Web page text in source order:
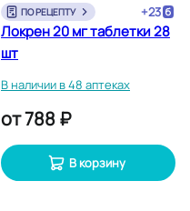
ПО РЕЦЕПТУ +23
Локрен 20 мг таблетки 28
шт
В наличии в 48 аптеках
от788 ₽
В корзину